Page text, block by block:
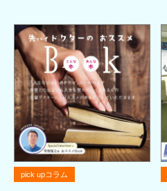
pick upコラム